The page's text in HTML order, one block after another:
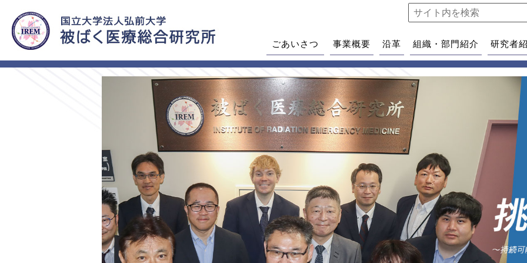
ごあいさつ 事業概要 沿革 組織・部門紹介 研究者